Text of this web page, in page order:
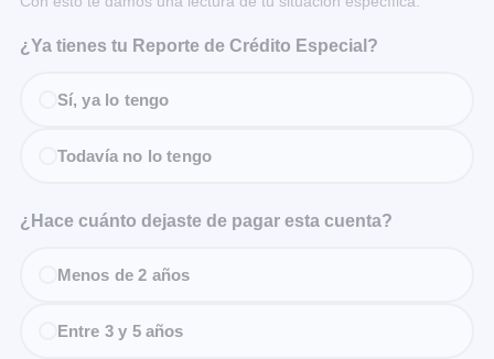
¿Ya tienes tu Reporte de Crédito Especial?
Sí, ya lo tengo
Todavía no lo tengo
¿Hace cuánto dejaste de pagar esta cuenta?
Menos de 2 años
Entre 3 y 5 años